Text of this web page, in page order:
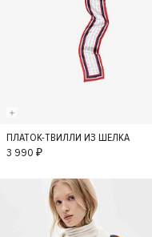
S
ПЛАТОК-ТВИЛЛИ ИЗ ШЕЛКА
3 990 ₽